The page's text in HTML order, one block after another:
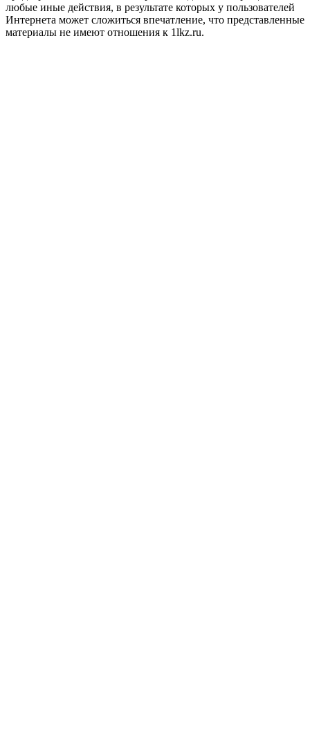
любые иные действия, в результате которых у пользователей
Интернета может сложиться впечатление, что представленные
материалы не имеют отношения к 1lkz.ru.